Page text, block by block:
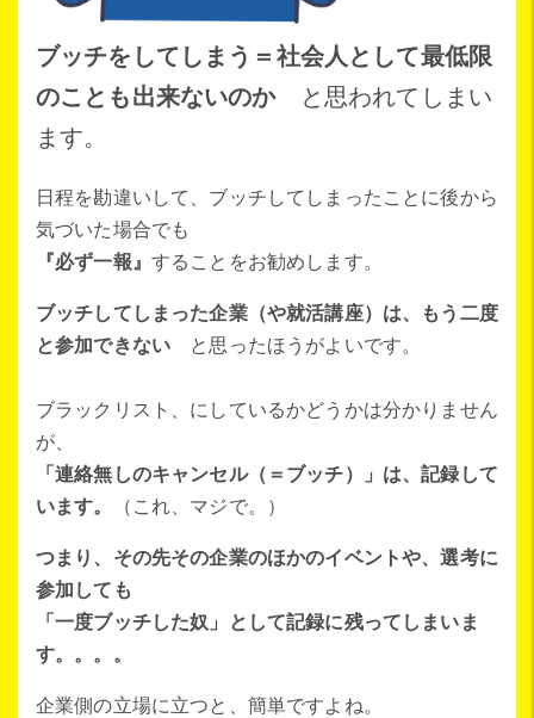
ブッチをしてしまう＝社会人として最低限
のことも出来ないのかと思われてしまい
ます。
日程を勘違いして、ブッチしてしまったことに後から
気づいた場合でも
『必ず一報』 することをお勧めします。
ブッチしてしまった企業（や就活講座）は、もう二度
と参加できない と思ったほうがよいです。
ブラックリスト、にしているかどうかは分かりません
が、
「連絡無しのキャンセル（＝ブッチ）」は、記録して
います。
（これ、マジで。）
つまり、その先その企業のほかのイベントや、選考に
参加しても
「一度ブッチした奴」として記録に残ってしまいま
す。。。。
企業側の立場に立つと、簡単ですよね。